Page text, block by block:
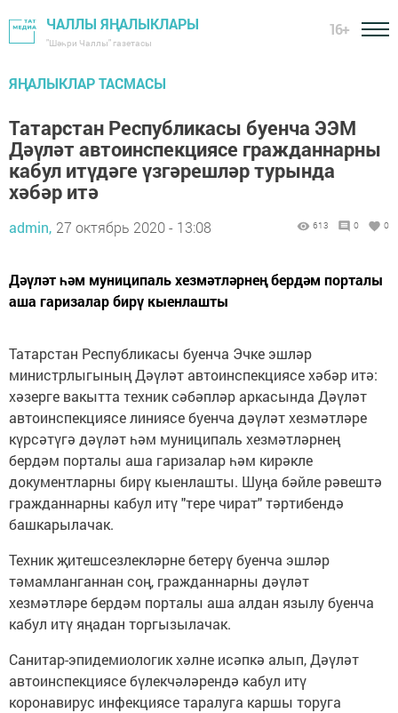
ЧАЛЛЫ ЯҢАЛЫКЛАРЫ
"Шәһри Чаллы" газетасы
16+
ЯҢАЛЫКЛАР ТАСМАСЫ
Татарстан Республикасы буенча ЭЭМ
Дәүләт автоинспекциясе гражданнарны
кабул итүдәге үзгәрешләр турында
хәбәр итә
admin, 27 октябрь 2020 - 13:08 613 0 0
Дәүләт һәм муниципаль хезмәтләрнең бердәм порталы
аша гаризалар бирү кыенлашты
Татарстан Республикасы буенча Эчке эшләр
министрлыгының Дәүләт автоинспекциясе хәбәр итә:
хәзерге вакытта техник сәбәпләр аркасында Дәүләт
автоинспекциясе линиясе буенча дәүләт хезмәтләре
күрсәтүгә дәүләт һәм муниципаль хезмәтләрнең
бердәм порталы аша гаризалар һәм кирәкле
документларны бирү кыенлашты. Шуңа бәйле рәвештә
гражданнарны кабул итү "тере чират" тәртибендә
башкарылачак.
Техник җитешсезлекләрне бетерү буенча эшләр
тәмамланганнан соң, гражданнарны дәүләт
хезмәтләре бердәм порталы аша алдан язылу буенча
кабул итү яңадан торгызылачак.
Санитар-эпидемиологик хәлне исәпкә алып, Дәүләт
автоинспекциясе бүлекчәләрендә кабул итү
коронавирус инфекциясе таралуга каршы торуга